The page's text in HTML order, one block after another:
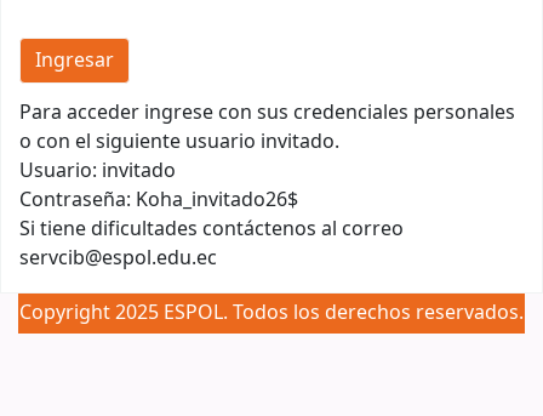
Para acceder ingrese con sus credenciales personales
o con el siguiente usuario invitado.
Usuario: invitado
Contraseña: Koha_invitado26$
Si tiene dificultades contáctenos al correo
servcib@espol.edu.ec
Copyright 2025 ESPOL. Todos los derechos reservados.